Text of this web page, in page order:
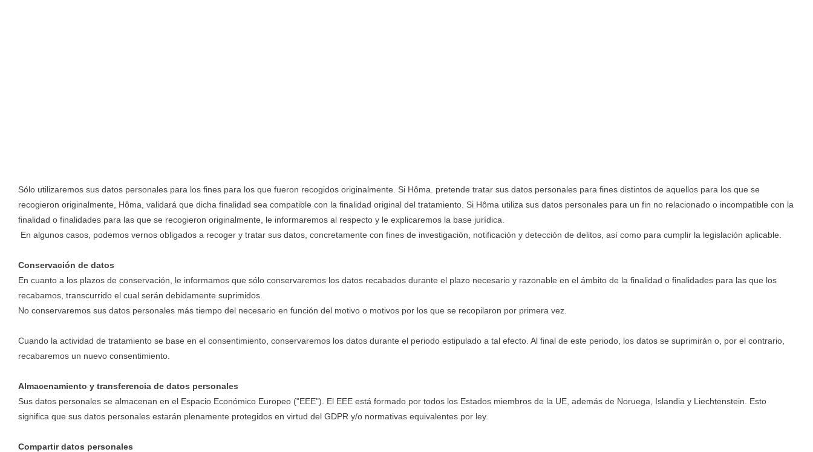
Sólo utilizaremos sus datos personales para los fines para los que fueron recogidos originalmente. Si Hôma. pretende tratar sus datos personales para fines distintos de aquellos para los que se
recogieron originalmente, Hôma, validará que dicha finalidad sea compatible con la finalidad original del tratamiento. Si Hôma utiliza sus datos personales para un fin no relacionado o incompatible con la
finalidad o finalidades para las que se recogieron originalmente, le informaremos al respecto y le explicaremos la base jurídica.
En algunos casos, podemos vernos obligados a recoger y tratar sus datos, concretamente con fines de investigación, notificación y detección de delitos, así como para cumplir la legislación aplicable.
Conservación de datos
En cuanto a los plazos de conservación, le informamos que sólo conservaremos los datos recabados durante el plazo necesario y razonable en el ámbito de la finalidad o finalidades para las que los
recabamos, transcurrido el cual serán debidamente suprimidos.
No conservaremos sus datos personales más tiempo del necesario en función del motivo o motivos por los que se recopilaron por primera vez.
Cuando la actividad de tratamiento se base en el consentimiento, conservaremos los datos durante el periodo estipulado a tal efecto. Al final de este periodo, los datos se suprimirán o, por el contrario,
recabaremos un nuevo consentimiento.
Almacenamiento y transferencia de datos personales
Sus datos personales se almacenan en el Espacio Económico Europeo ("EEE"). El EEE está formado por todos los Estados miembros de la UE, además de Noruega, Islandia y Liechtenstein. Esto
significa que sus datos personales estarán plenamente protegidos en virtud del GDPR y/o normativas equivalentes por ley.
Compartir datos personales